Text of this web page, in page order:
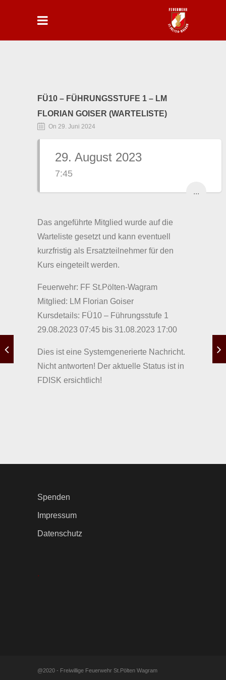
FÜ10 – FÜHRUNGSSTUFE 1 – LM
FLORIAN GOISER (WARTELISTE)
On 29. Juni 2024
29. August 2023
7:45
...
Das angeführte Mitglied wurde auf die
Warteliste gesetzt und kann eventuell
kurzfristig als Ersatzteilnehmer für den
Kurs eingeteilt werden.
Feuerwehr: FF St.Pölten-Wagram
Mitglied: LM Florian Goiser
Kursdetails: FÜ10 – Führungsstufe 1
29.08.2023 07:45 bis 31.08.2023 17:00
Dies ist eine Systemgenerierte Nachricht.
Nicht antworten! Der aktuelle Status ist in
FDISK ersichtlich!
Spenden
Impressum
Datenschutz
.
@2020 - Freiwillige Feuerwehr St.Pölten Wagram